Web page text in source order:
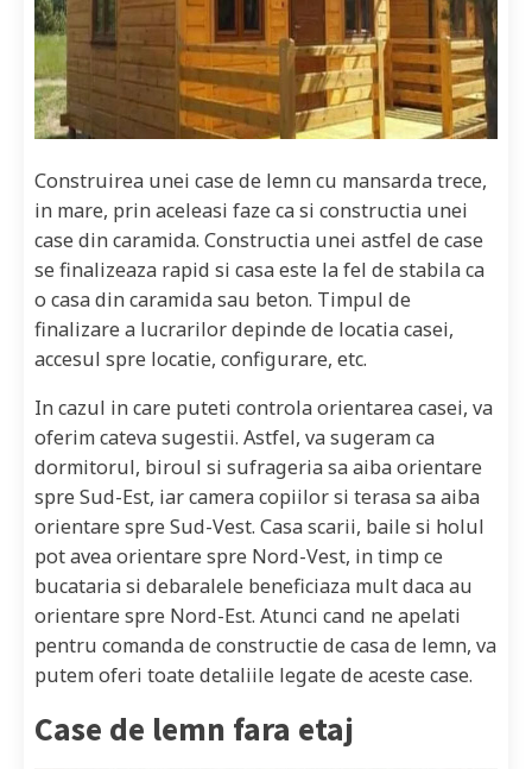
Construirea unei case de lemn cu mansarda trece,
in mare, prin aceleasi faze ca si constructia unei
case din caramida. Constructia unei astfel de case
se finalizeaza rapid si casa este la fel de stabila ca
o casa din caramida sau beton. Timpul de
finalizare a lucrarilor depinde de locatia casei,
accesul spre locatie, configurare, etc.
In cazul in care puteti controla orientarea casei, va
oferim cateva sugestii. Astfel, va sugeram ca
dormitorul, biroul si sufrageria sa aiba orientare
spre Sud-Est, iar camera copiilor si terasa sa aiba
orientare spre Sud-Vest. Casa scarii, baile si holul
pot avea orientare spre Nord-Vest, in timp ce
bucataria si debaralele beneficiaza mult daca au
orientare spre Nord-Est. Atunci cand ne apelati
pentru comanda de constructie de casa de lemn, va
putem oferi toate detaliile legate de aceste case.
Case de lemn fara etaj